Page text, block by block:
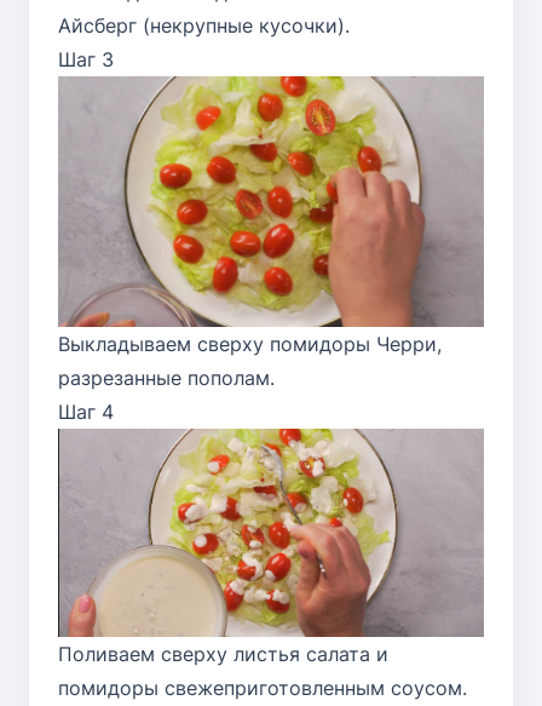
Айсберг (некрупные кусочки).
Шаг 3
Выкладываем сверху помидоры Черри,
разрезанные пополам.
Шаг 4
Поливаем сверху листья салата и
помидоры свежеприготовленным соусом.